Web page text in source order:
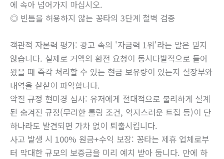
에 속아 넘어가지 마십시오.
◎ 빈틈을 허용하지 않는 꽁타의 3단계 철벽 검증
객관적 자본력 평가: 광고 속의 '자금력 1위'라는 말은 믿지
않습니다. 실제로 거액의 환전 요청이 동시다발적으로 들어
왔을 때 즉각 처리할 수 있는 현금 보유량이 있는지 실장부와
내역을 샅샅이 파악합니다.
악질 규정 현미경 심사: 유저에게 절대적으로 불리하게 설계
된 숨겨진 규정(무리한 롤링 조건, 억지스러운 트집 등)이 단
하나라도 발견되면 가차 없이 퇴출시킵니다.
사고 발생 시 100% 원금+수익 보장: 꽁타는 제휴 업체로부
터 막대한 규모의 보증금을 미리 예치 받아 둡니다. 만에 하